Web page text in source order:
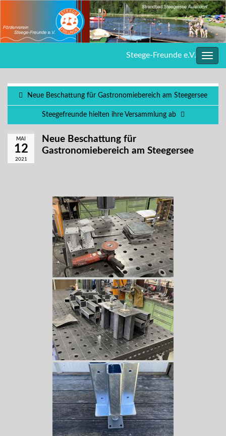
Steege-Freunde e.V.
Neue Beschattung für Gastronomiebereich am Steegersee
Steegefreunde hielten ihre Versammlung ab
MAI
12
2021
Neue Beschattung für
Gastronomiebereich am Steegersee